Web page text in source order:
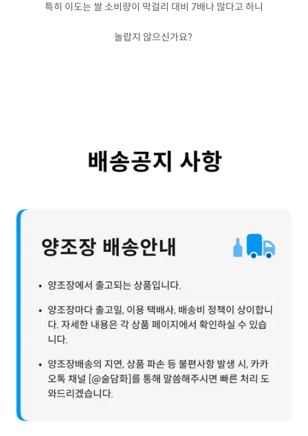
특히 이도는 쌀 소비량이 막걸리 대비 7배나 많다고 하니
놀랍지 않으신가요?